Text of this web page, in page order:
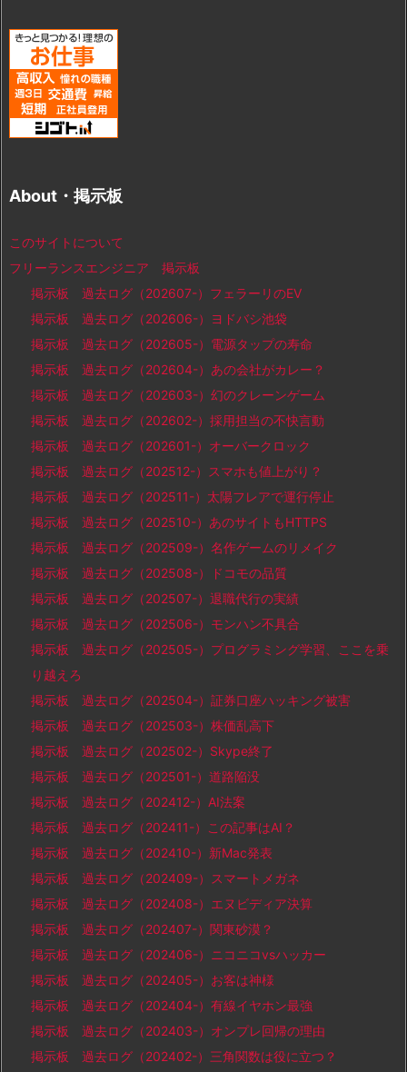
About・掲示板
このサイトについて
フリーランスエンジニア 掲示板
掲示板 過去ログ（202607-）フェラーリのEV
掲示板 過去ログ（202606-）ヨドバシ池袋
掲示板 過去ログ（202605-）電源タップの寿命
掲示板 過去ログ（202604-）あの会社がカレー？
掲示板 過去ログ（202603-）幻のクレーンゲーム
掲示板 過去ログ（202602-）採用担当の不快言動
掲示板 過去ログ（202601-）オーバークロック
掲示板 過去ログ（202512-）スマホも値上がり？
掲示板 過去ログ（202511-）太陽フレアで運行停止
掲示板 過去ログ（202510-）あのサイトもHTTPS
掲示板 過去ログ（202509-）名作ゲームのリメイク
掲示板 過去ログ（202508-）ドコモの品質
掲示板 過去ログ（202507-）退職代行の実績
掲示板 過去ログ（202506-）モンハン不具合
掲示板 過去ログ（202505-）プログラミング学習、ここを乗
り越えろ
掲示板 過去ログ（202504-）証券口座ハッキング被害
掲示板 過去ログ（202503-）株価乱高下
掲示板 過去ログ（202502-）Skype終了
掲示板 過去ログ（202501-）道路陥没
掲示板 過去ログ（202412-）AI法案
掲示板 過去ログ（202411-）この記事はAI？
掲示板 過去ログ（202410-）新Mac発表
掲示板 過去ログ（202409-）スマートメガネ
掲示板 過去ログ（202408-）エヌビディア決算
掲示板 過去ログ（202407-）関東砂漠？
掲示板 過去ログ（202406-）ニコニコvsハッカー
掲示板 過去ログ（202405-）お客は神様
掲示板 過去ログ（202404-）有線イヤホン最強
掲示板 過去ログ（202403-）オンプレ回帰の理由
掲示板 過去ログ（202402-）三角関数は役に立つ？